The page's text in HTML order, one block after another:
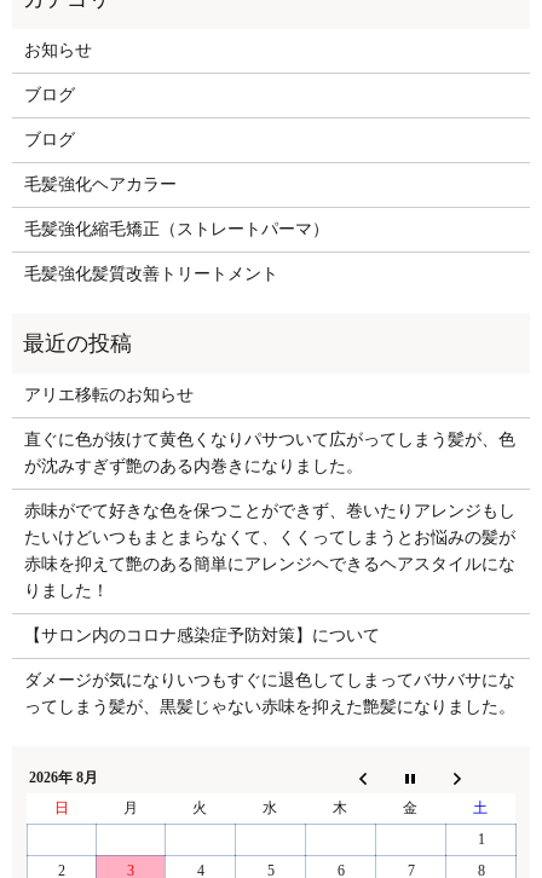
お知らせ
ブログ
ブログ
毛髪強化ヘアカラー
毛髪強化縮毛矯正（ストレートパーマ）
毛髪強化髪質改善トリートメント
アリエ移転のお知らせ
直ぐに色が抜けて黄色くなりパサついて広がってしまう髪が、色
が沈みすぎず艶のある内巻きになりました。
赤味がでて好きな色を保つことができず、巻いたりアレンジもし
たいけどいつもまとまらなくて、くくってしまうとお悩みの髪が
赤味を抑えて艶のある簡単にアレンジヘできるヘアスタイルにな
りました！
【サロン内のコロナ感染症予防対策】について
ダメージが気になりいつもすぐに退色してしまってバサバサにな
ってしまう髪が、黒髪じゃない赤味を抑えた艶髪になりました。
2026年 8月
日
月 火 水 木 金
土
1
2
3 4 5 6 7 8